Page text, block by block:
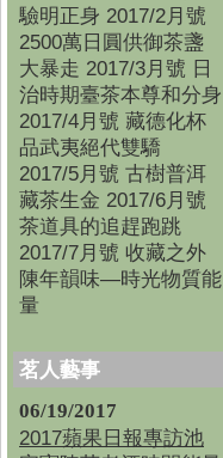
驗明正身 2017/2月號
2500萬日圓供御茶盞
大暴走 2017/3月號 日
治時期臺茶本尊和分身
2017/4月號 藏德化杯
品武夷絕代雙驕
2017/5月號 古樹普洱
藏茶生金 2017/6月號
茶道具的追趕跑跳
2017/7月號 收藏之外
陳年韻味—時光物質能
量
茗人藝事
06/19/2017
2017蘋果日報專訪池